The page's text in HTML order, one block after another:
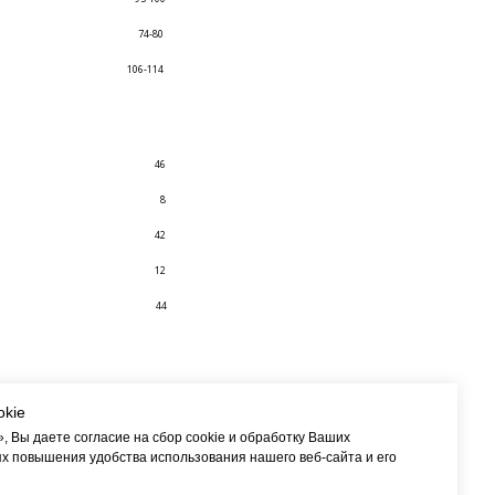
74-80
106-114
46
8
42
12
44
Вы даете согласие на сбор cookie и обработку Ваших
повышения удобства использования нашего веб-сайта и его